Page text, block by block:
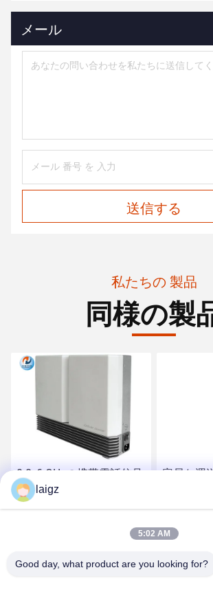
メール
送信する
私たちの 製品
同様の製
0.8-6 GHzの携帯電話信号
の妨害機の小さい容積
418X280X108次元
最良 の 価格 を 入手 する
容易な運
の妨害
め込む間
最良 の
laigz
5:02 AM
Good day, what product are you looking for?